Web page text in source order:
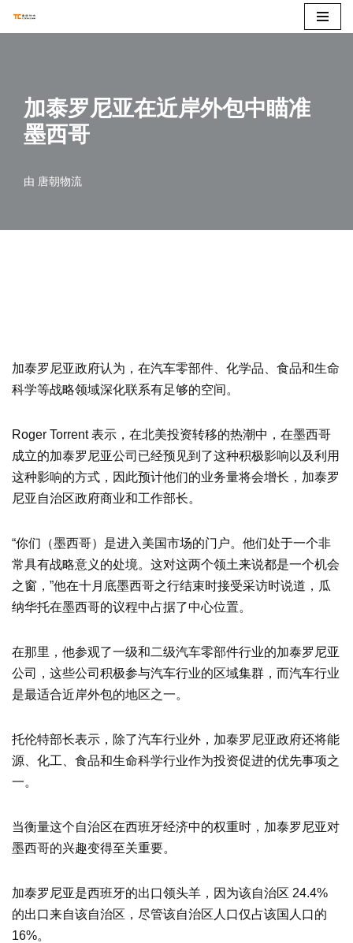
加泰罗尼亚在近岸外包中瞄准
墨西哥
由 唐朝物流
加泰罗尼亚政府认为，在汽车零部件、化学品、食品和生命
科学等战略领域深化联系有足够的空间。
Roger Torrent 表示，在北美投资转移的热潮中，在墨西哥
成立的加泰罗尼亚公司已经预见到了这种积极影响以及利用
这种影响的方式，因此预计他们的业务量将会增长，加泰罗
尼亚自治区政府商业和工作部长。
“你们（墨西哥）是进入美国市场的门户。他们处于一个非
常具有战略意义的处境。这对这两个领土来说都是一个机会
之窗，”他在十月底墨西哥之行结束时接受采访时说道，瓜
纳华托在墨西哥的议程中占据了中心位置。
在那里，他参观了一级和二级汽车零部件行业的加泰罗尼亚
公司，这些公司积极参与汽车行业的区域集群，而汽车行业
是最适合近岸外包的地区之一。
托伦特部长表示，除了汽车行业外，加泰罗尼亚政府还将能
源、化工、食品和生命科学行业作为投资促进的优先事项之
一。
当衡量这个自治区在西班牙经济中的权重时，加泰罗尼亚对
墨西哥的兴趣变得至关重要。
加泰罗尼亚是西班牙的出口领头羊，因为该自治区 24.4%
的出口来自该自治区，尽管该自治区人口仅占该国人口的
16%。